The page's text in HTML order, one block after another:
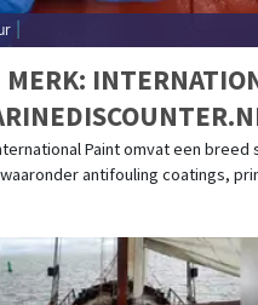
Paint omvat een breed
antifouling coatings,